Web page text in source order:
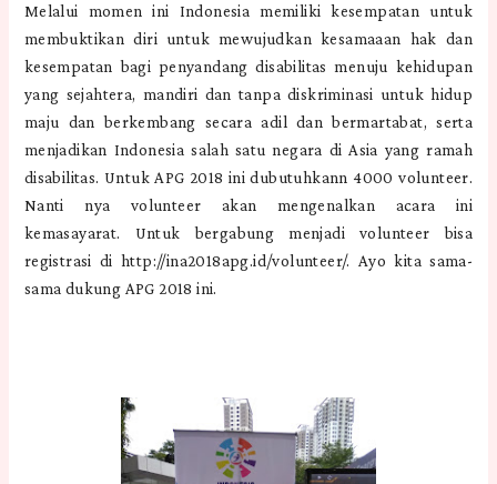
Melalui momen ini Indonesia memiliki kesempatan untuk
membuktikan diri untuk mewujudkan kesamaaan hak dan
kesempatan bagi penyandang disabilitas menuju kehidupan
yang sejahtera, mandiri dan tanpa diskriminasi untuk hidup
maju dan berkembang secara adil dan bermartabat, serta
menjadikan Indonesia salah satu negara di Asia yang ramah
disabilitas. Untuk APG 2018 ini dubutuhkann 4000 volunteer.
Nanti nya volunteer akan mengenalkan acara ini
kemasayarat. Untuk bergabung menjadi volunteer bisa
registrasi di http://ina2018apg.id/volunteer/. Ayo kita sama-
sama dukung APG 2018 ini.